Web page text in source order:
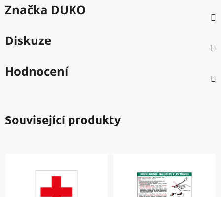
Značka DUKO
Diskuze
Hodnocení
Související produkty